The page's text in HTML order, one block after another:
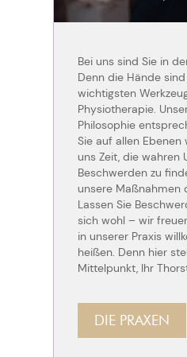
Bei uns sind Sie in
Denn die Hände
wichtigsten
Physiotherapie.
Philosophie
Sie auf allen Ebenen
uns Zeit, die wahren
Beschwerden zu
unsere Maßnahmen
Lassen Sie
sich wohl – wir
in unserer Praxis
heißen. Denn hier
Mittelpunkt, Ihr
DIE PRAXEN